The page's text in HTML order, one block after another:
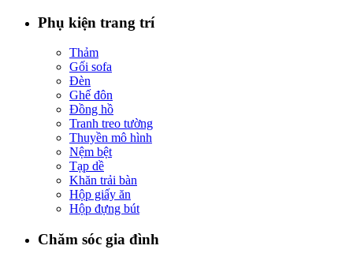
Phụ kiện trang trí
Thảm
Gối sofa
Đèn
Ghế đôn
Đồng hồ
Tranh treo tường
Thuyền mô hình
Nệm bệt
Tạp dề
Khăn trải bàn
Hộp giấy ăn
Hộp đựng bút
Chăm sóc gia đình